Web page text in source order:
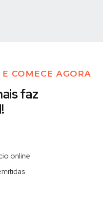
COMECE AGORA
faz
online